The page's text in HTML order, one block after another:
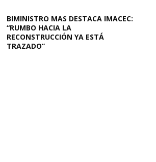
BIMINISTRO MAS DESTACA IMACEC:
“RUMBO HACIA LA
RECONSTRUCCIÓN YA ESTÁ
TRAZADO”